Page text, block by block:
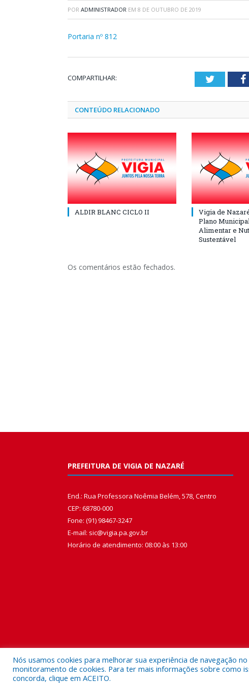
POR ADMINISTRADOR EM 8 DE OUTUBRO DE 2019
Portaria nº 812
COMPARTILHAR: Twitter
CONTEÚDO RELACIONADO
ALDIR BLANC CICLO II
Vigia de
Plano
Alimentar e
Sustentável
Os comentários estão fechados.
PREFEITURA DE VIGIA DE NAZARÉ
End.: Rua Professora Noêmia Belém, 578, Centro
CEP: 68780-000
Fone: (91) 98467-3247
E-mail: sic@vigia.pa.gov.br
Horário de atendimento: 08:00 às 13:00
Todos os direitos reservados a Prefeitura Municipal de
Nós usamos cookies para melhorar sua experiência de navegação
monitoramento de cookies. Para ter mais informações sobre como
concorda, clique em ACEITO.